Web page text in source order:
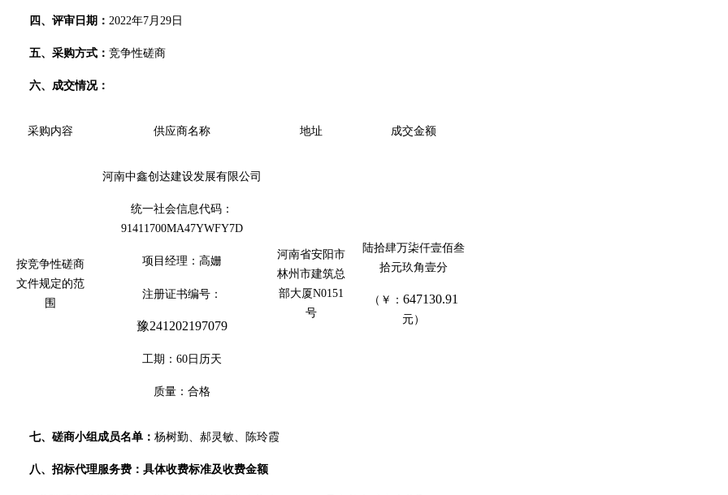
四、 评审日期： 2022年7月 29 日
五、 采购方式 ： 竞争性磋商
六、 成交情况：
采购内容 供应商名称 地址 成交金额
按竞争性磋商
文件规定的范
围
河南中鑫创达建设发展有限公司
统一社会信息代码：
91411700MA47YWFY7D
项目经理： 高姗
注册证书编号：
豫241202197079
工期： 60 日历天
质量：合格
河南省安阳市
林州市建筑总
部大厦N0151
号
陆拾肆万柒仟壹佰叁
拾元玖角壹分
（￥： 647130.91
元）
七、 磋商小组成员名单： 杨树勤、 郝灵敏、 陈玲霞
八、招标代理服务费 ： 具体收费标准及收费金额